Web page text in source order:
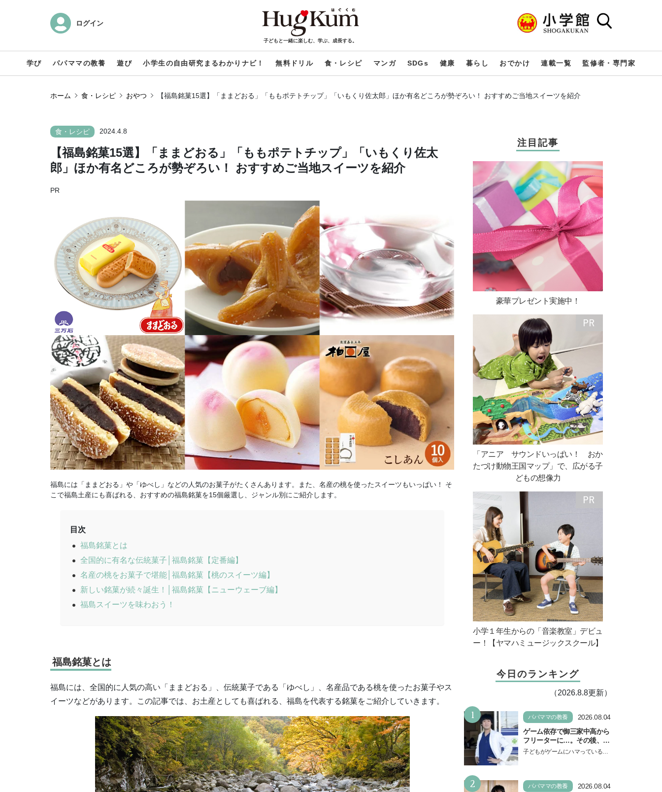
ログイン
子どもと一緒に楽しむ、学ぶ、成長する。
学び パパママの教養 遊び 小学生の自由研究まるわかりナビ！ 無料ドリル 食・レシピ マンガ SDGs 健康 暮らし おでかけ 連載一覧 監修者・専門家
ホーム 食・レシピ おやつ 【福島銘菓15選】「ままどおる」「ももポテトチップ」「いもくり佐太郎」ほか有名どころが勢ぞろい！ おすすめご当地スイーツを紹介
食・レシピ 2024.4.8
【福島銘菓15選】「ままどおる」「ももポテトチップ」「いもくり佐太
郎」ほか有名どころが勢ぞろい！ おすすめご当地スイーツを紹介
PR
福島には「ままどおる」や「ゆべし」などの人気のお菓子がたくさんあります。また、名産の桃を使ったスイーツもいっぱい！ そ
こで福島土産にも喜ばれる、おすすめの福島銘菓を15個厳選し、ジャンル別にご紹介します。
目次
福島銘菓とは
全国的に有名な伝統菓子│福島銘菓【定番編】
名産の桃をお菓子で堪能│福島銘菓【桃のスイーツ編】
新しい銘菓が続々誕生！│福島銘菓【ニューウェーブ編】
福島スイーツを味わおう！
福島銘菓とは
福島には、全国的に人気の高い「ままどおる」、伝統菓子である「ゆべし」、名産品である桃を使ったお菓子やス
イーツなどがあります。この記事では、お土産としても喜ばれる、福島を代表する銘菓をご紹介していきます。
注目記事
豪華プレゼント実施中！
「アニア サウンドいっぱい！ おか
たづけ動物王国マップ」で、広がる子
どもの想像力
小学１年生からの「音楽教室」デビュ
ー！【ヤマハミュージックスクール】
今日のランキング
（2026.8.8更新）
1 パパママの教養
2026.08.04
ゲーム依存で御三家中高から
フリーターに…。その後、医
学部へ逆転合格した現役医師
子どもがゲームにハマっている
2 パパママの教養
2026.08.04